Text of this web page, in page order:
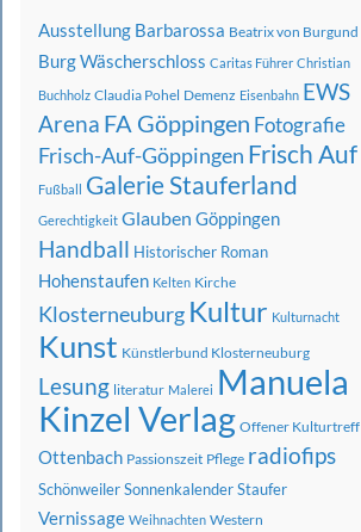
Ausstellung Barbarossa Beatrix von Burgund
Burg Wäscherschloss Caritas Führer Christian
Buchholz Claudia Pohel Demenz Eisenbahn EWS
Arena FA Göppingen Fotografie
Frisch-Auf-Göppingen Frisch Auf
Fußball Galerie Stauferland
Gerechtigkeit Glauben Göppingen
Handball Historischer Roman
Hohenstaufen Kelten Kirche
Klosterneuburg Kultur Kulturnacht
Kunst Künstlerbund Klosterneuburg
Lesung literatur Malerei Manuela
Kinzel Verlag Offener Kulturtreff
Ottenbach Passionszeit Pflege radiofips
SchönweilerSonnenkalenderStaufer
Vernissage Weihnachten Western